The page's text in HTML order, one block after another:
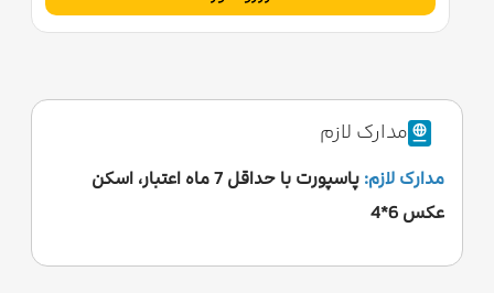
مدارک لازم
مدارک لازم:
پاسپورت با حداقل 7 ماه اعتبار، اسکن
عکس 6*4